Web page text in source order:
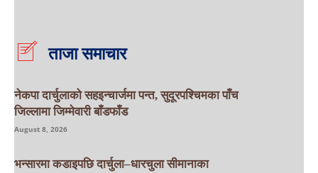
ताजा समाचार
नेकपा दार्चुलाको सहइन्चार्जमा पन्त, सुदूरपश्चिमका पाँच
जिल्लामा जिम्मेवारी बाँडफाँड
August 8, 2026
भन्सारमा कडाइपछि दार्चुला–धारचुला सीमानाका